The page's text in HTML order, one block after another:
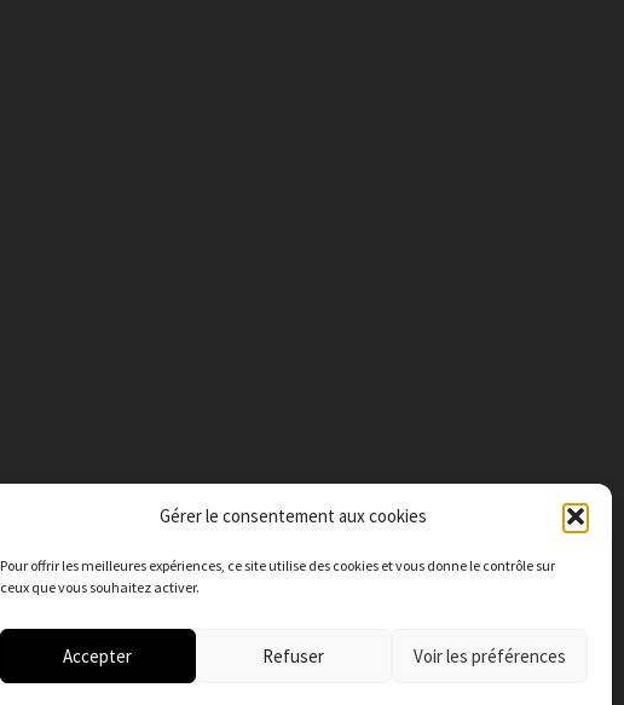
Gérer le consentement aux cookies
Pour offrir les meilleures expériences, ce site utilise des cookies et vous donne le contrôle sur
ceux que vous souhaitez activer.
Accepter Refuser Voir les préférences